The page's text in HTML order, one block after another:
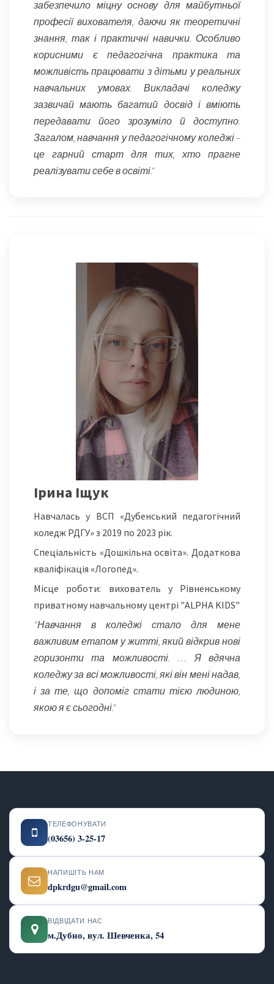
забезпечило міцну основу для майбутньої
професії вихователя, даючи як теоретичні
знання, так і практичні навички. Особливо
корисними є педагогічна практика та
можливість працювати з дітьми у реальних
навчальних умовах. Викладачі коледжу
зазвичай мають багатий досвід і вміють
передавати його зрозуміло й доступно.
Загалом, навчання у педагогічному коледжі –
це гарний старт для тих, хто прагне
реалізувати себе в освіті."
Ірина Іщук
Навчалась у ВСП «Дубенський педагогічний
коледж РДГУ» з 2019 по 2023 рік.
Спеціальність «Дошкільна освіта». Додаткова
кваліфікація «Логопед».
Місце роботи: вихователь у Рівненському
приватному навчальному центрі "ALPHA KIDS"
"Навчання в коледжі стало для мене
важливим етапом у житті, який відкрив нові
горизонти та можливості. … Я вдячна
коледжу за всі можливості, які він мені надав,
і за те, що допоміг стати тією людиною,
якою я є сьогодні."
ТЕЛЕФОНУВАТИ
(03656) 3-25-17
НАПИШІТЬ НАМ
dpkrdgu@gmail.com
ВІДВІДАТИ НАС
м.Дубно, вул. Шевченка, 54